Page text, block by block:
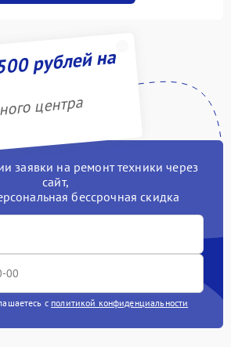
рублей на
центра
заявки на ремонт техники через
сайт,
бессрочная скидка
с политикой конфиденциальности